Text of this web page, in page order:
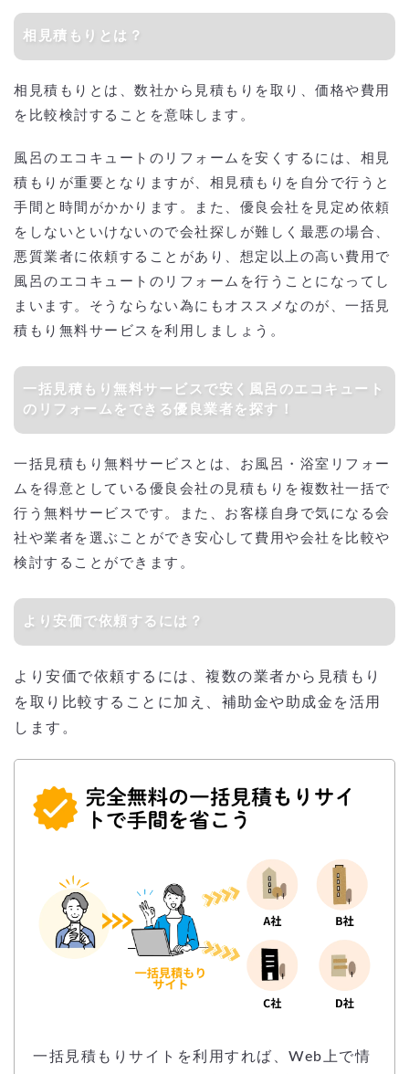
相見積もりとは？
相見積もりとは、数社から見積もりを取り、価格や費用
を比較検討することを意味します。
風呂のエコキュートのリフォームを安くするには、相見
積もりが重要となりますが、相見積もりを自分で行うと
手間と時間がかかります。また、優良会社を見定め依頼
をしないといけないので会社探しが難しく最悪の場合、
悪質業者に依頼することがあり、想定以上の高い費用で
風呂のエコキュートのリフォームを行うことになってし
まいます。そうならない為にもオススメなのが、一括見
積もり無料サービスを利用しましょう。
一括見積もり無料サービスで安く風呂のエコキュート
のリフォームをできる優良業者を探す！
一括見積もり無料サービスとは、お風呂・浴室リフォー
ムを得意としている優良会社の見積もりを複数社一括で
行う無料サービスです。また、お客様自身で気になる会
社や業者を選ぶことができ安心して費用や会社を比較や
検討することができます。
より安価で依頼するには？
より安価で依頼するには、複数の業者から見積もり
を取り比較することに加え、補助金や助成金を活用
します。
一括見積もりサイトを利用すれば、Web上で情